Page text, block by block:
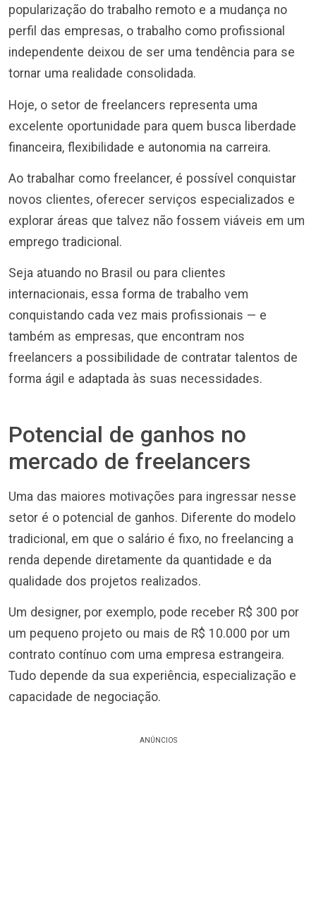
popularização do trabalho remoto e a mudança no
perfil das empresas, o trabalho como profissional
independente deixou de ser uma tendência para se
tornar uma realidade consolidada.
Hoje, o setor de freelancers representa uma
excelente oportunidade para quem busca liberdade
financeira, flexibilidade e autonomia na carreira.
Ao trabalhar como freelancer, é possível conquistar
novos clientes, oferecer serviços especializados e
explorar áreas que talvez não fossem viáveis em um
emprego tradicional.
Seja atuando no Brasil ou para clientes
internacionais, essa forma de trabalho vem
conquistando cada vez mais profissionais — e
também as empresas, que encontram nos
freelancers a possibilidade de contratar talentos de
forma ágil e adaptada às suas necessidades.
Potencial de ganhos no
mercado de freelancers
Uma das maiores motivações para ingressar nesse
setor é o potencial de ganhos. Diferente do modelo
tradicional, em que o salário é fixo, no freelancing a
renda depende diretamente da quantidade e da
qualidade dos projetos realizados.
Um designer, por exemplo, pode receber R$ 300 por
um pequeno projeto ou mais de R$ 10.000 por um
contrato contínuo com uma empresa estrangeira.
Tudo depende da sua experiência, especialização e
capacidade de negociação.
ANÚNCIOS